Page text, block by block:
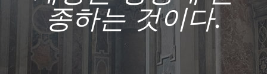
종하는 것이다.